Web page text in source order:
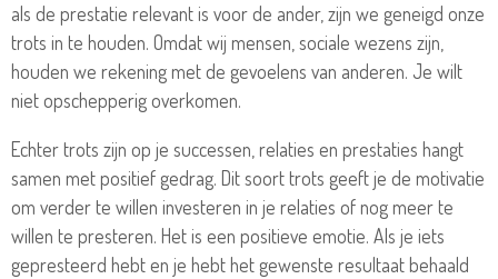
als de prestatie relevant is voor de ander, zijn we geneigd onze
trots in te houden. Omdat wij mensen, sociale wezens zijn,
houden we rekening met de gevoelens van anderen. Je wilt
niet opschepperig overkomen.
Echter trots zijn op je successen, relaties en prestaties hangt
samen met positief gedrag. Dit soort trots geeft je de motivatie
om verder te willen investeren in je relaties of nog meer te
willen te presteren. Het is een positieve emotie. Als je iets
gepresteerd hebt en je hebt het gewenste resultaat behaald